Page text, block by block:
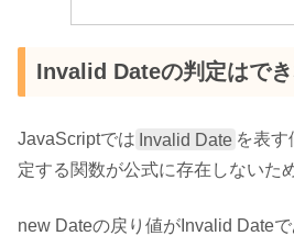
Invalid Dateの判定はで
JavaScriptでは Invalid Date を表す
定する関数が公式に存在しないた
new Dateの戻り値がInvalid Date